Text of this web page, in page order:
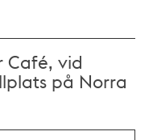
Café, vid
på Norra